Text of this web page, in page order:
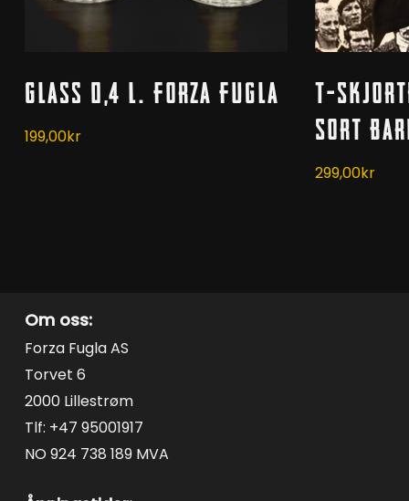
Glass 0,4 l. Forza Fugla
199,00kr
produktet
har
flere
varianter.
T-
Sort
299,00kr
Om oss:
Forza Fugla AS
Torvet 6
2000 Lillestrøm
Tlf: +47 95001917
NO 924 738 189 MVA